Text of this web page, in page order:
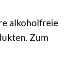
alkoholfreie
Zum